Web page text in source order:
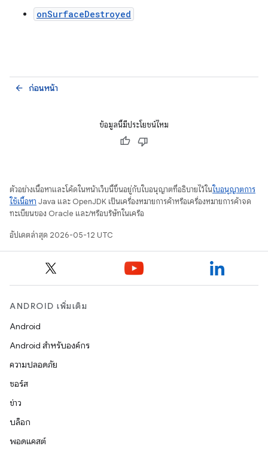
onSurfaceDestroyed
ก่อนหน้า
arrow_back
ข้อมูลนี้มีประโยชน์ไหม
ตัวอย่างเนื้อหาและโค้ดในหน้าเว็บนี้ขึ้นอยู่กับใบอนุญาตที่อธิบายไว้ในใบอนุญาตการ
ใช้เนื้อหา Java และ OpenJDK เป็นเครื่องหมายการค้าหรือเครื่องหมายการค้าจด
ทะเบียนของ Oracle และ/หรือบริษัทในเครือ
อัปเดตล่าสุด 2026-05-12 UTC
ANDROID เพิ่มเติม
Android
Android สำหรับองค์กร
ความปลอดภัย
ซอร์ส
ข่าว
บล็อก
พอดแคสต์